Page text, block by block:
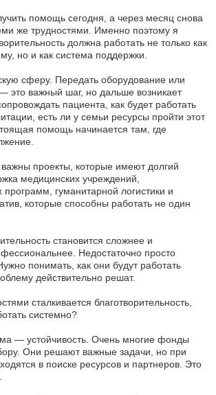
помощь сегодня, а через месяц снова
же трудностями. Именно поэтому я
должна работать не только как
но и как система поддержки.
сферу. Передать оборудование или
это важный шаг, но дальше возникает
пациента, как будет работать
есть ли у семьи ресурсы пройти этот
помощь начинается там, где
проекты, которые имеют долгий
медицинских учреждений,
гуманитарной логистики и
которые способны работать не один
становится сложнее и
Недостаточно просто
понимать, как они будут работать
действительно решат.
сталкивается благотворительность,
системно?
— устойчивость. Очень многие фонды
Они решают важные задачи, но при
в поиске ресурсов и партнеров. Это